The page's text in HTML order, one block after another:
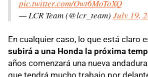
pic.twitter.com/Owt6MoToXQ
— LCR Team (@lcr_team) July 19,
En cualquier caso, lo que está claro
subirá a una Honda la próxima
años comenzará una nueva